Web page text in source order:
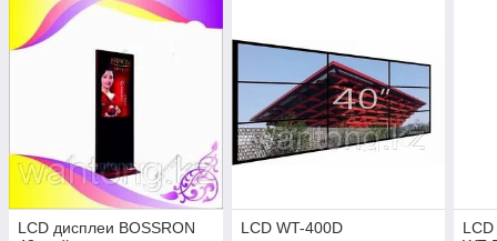
LCD дисплеи BOSSRON
LCD WT-400D